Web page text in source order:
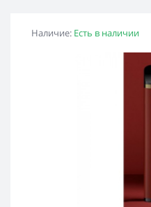
Наличие: Есть в наличии